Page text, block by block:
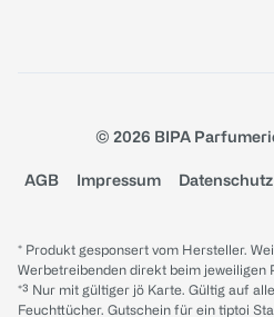
© 2026 BIPA
AGB Impressum Datenschutz
* Produkt gesponsert vom Hersteller.
Werbetreibenden direkt beim jeweiligen
*³ Nur mit gültiger jö Karte. Gültig auf
Feuchttücher. Gutschein für ein tiptoi